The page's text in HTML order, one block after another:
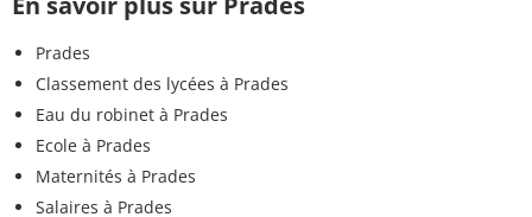
Prades
Classement des lycées à Prades
Eau du robinet à Prades
Ecole à Prades
Maternités à Prades
Salaires à Prades